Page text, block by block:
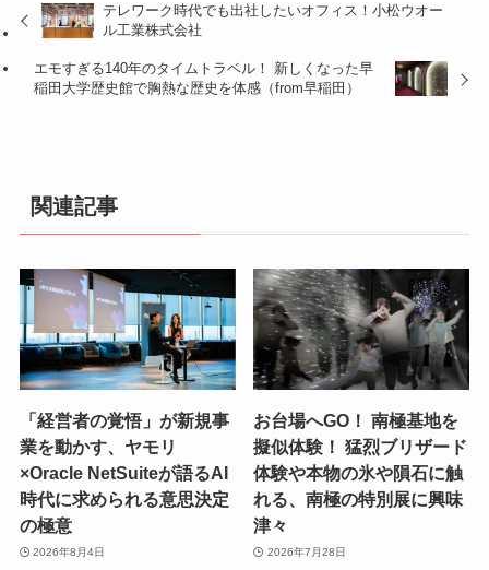
テレワーク時代でも出社したいオフィス！小松ウオー
ル工業株式会社
エモすぎる140年のタイムトラベル！ 新しくなった早
稲田大学歴史館で胸熱な歴史を体感（from早稲田）
関連記事
「経営者の覚悟」が新規事
業を動かす、ヤモリ
×Oracle NetSuiteが語るAI
時代に求められる意思決定
の極意
2026年8月4日
お台場へGO！ 南極基地を
擬似体験！ 猛烈ブリザード
体験や本物の氷や隕石に触
れる、南極の特別展に興味
津々
2026年7月28日